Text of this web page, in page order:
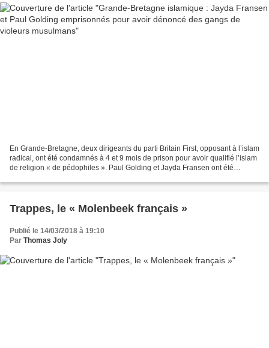
En Grande-Bretagne, deux dirigeants du parti Britain First, opposant à l’islam
radical, ont été condamnés à 4 et 9 mois de prison pour avoir qualifié l’islam
de religion « de pédophiles ». Paul Golding et Jayda Fransen ont été
Trappes, le « Molenbeek français »
Publié le 14/03/2018 à 19:10
Par Thomas Joly